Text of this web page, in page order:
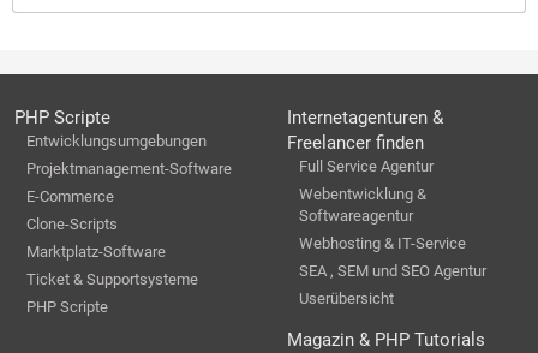
PHP Scripte
Entwicklungsumgebungen
Projektmanagement-Software
E-Commerce
Clone-Scripts
Marktplatz-Software
Ticket & Supportsysteme
PHP Scripte
Internetagenturen &
Freelancer finden
Full Service Agentur
Webentwicklung &
Softwareagentur
Webhosting & IT-Service
SEA , SEM und SEO Agentur
Userübersicht
Magazin & PHP Tutorials